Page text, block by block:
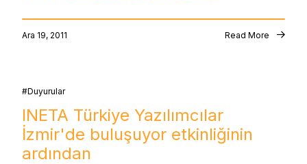
Ara 19, 2011 Read More
Duyurular
INETA Türkiye Yazılımcılar
İzmir'de buluşuyor etkinliğinin
ardından